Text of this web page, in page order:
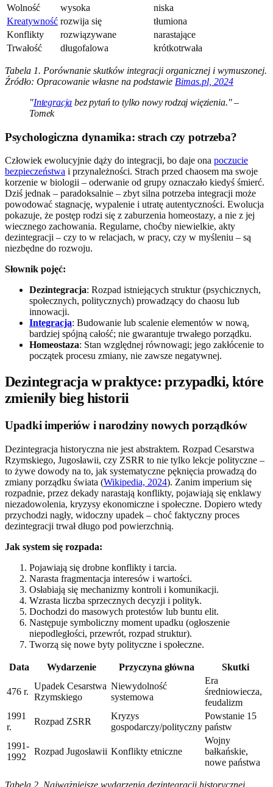
Wolność
wysoka
niska
Kreatywność rozwija się
tłumiona
Konflikty
rozwiązywane
narastające
Trwałość
długofalowa krótkotrwała
Tabela 1. Porównanie skutków integracji organicznej i wymuszonej.
Źródło: Opracowanie własne na podstawie Bimas.pl, 2024
"Integracja bez pytań to tylko nowy rodzaj więzienia." –
Tomek
Psychologiczna dynamika: strach czy potrzeba?
Człowiek ewolucyjnie dąży do integracji, bo daje ona poczucie
bezpieczeństwa i przynależności. Strach przed chaosem ma swoje
korzenie w biologii – oderwanie od grupy oznaczało kiedyś śmierć.
Dziś jednak – paradoksalnie – zbyt silna potrzeba integracji może
powodować stagnację, wypalenie i utratę autentyczności. Ewolucja
pokazuje, że postęp rodzi się z zaburzenia homeostazy, a nie z jej
wiecznego zachowania. Regularne, choćby niewielkie, akty
dezintegracji – czy to w relacjach, w pracy, czy w myśleniu – są
niezbędne do rozwoju.
Słownik pojęć:
Dezintegracja: Rozpad istniejących struktur (psychicznych,
społecznych, politycznych) prowadzący do chaosu lub
innowacji.
Integracja: Budowanie lub scalenie elementów w nową,
bardziej spójną całość; nie gwarantuje trwałego porządku.
Homeostaza: Stan względnej równowagi; jego zakłócenie to
początek procesu zmiany, nie zawsze negatywnej.
Dezintegracja w praktyce: przypadki, które
zmieniły bieg historii
Upadki imperiów i narodziny nowych porządków
Dezintegracja historyczna nie jest abstraktem. Rozpad Cesarstwa
Rzymskiego, Jugosławii, czy ZSRR to nie tylko lekcje polityczne –
to żywe dowody na to, jak systematyczne pęknięcia prowadzą do
zmiany porządku świata (Wikipedia, 2024). Zanim imperium się
rozpadnie, przez dekady narastają konflikty, pojawiają się enklawy
niezadowolenia, kryzysy ekonomiczne i społeczne. Dopiero wtedy
przychodzi nagły, widoczny upadek – choć faktyczny proces
dezintegracji trwał długo pod powierzchnią.
Jak system się rozpada:
Pojawiają się drobne konflikty i tarcia.
Narasta fragmentacja interesów i wartości.
Osłabiają się mechanizmy kontroli i komunikacji.
Wzrasta liczba sprzecznych decyzji i polityk.
Dochodzi do masowych protestów lub buntu elit.
Następuje symboliczny moment upadku (ogłoszenie
niepodległości, przewrót, rozpad struktur).
Tworzą się nowe byty polityczne i społeczne.
Data Wydarzenie Przyczyna główna Skutki
476 r.
Upadek Cesarstwa
Rzymskiego
Niewydolność
systemowa
Era
średniowiecza,
feudalizm
1991
r.
Rozpad ZSRR
Kryzys
gospodarczy/polityczny
Powstanie 15
państw
1991-
1992
Rozpad Jugosławii Konflikty etniczne
Wojny
bałkańskie,
nowe państwa
Tabela 2. Najważniejsze wydarzenia dezintegracji historycznej.